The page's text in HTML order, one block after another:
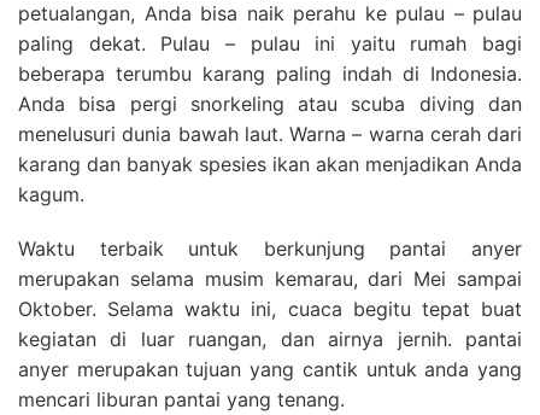
petualangan, Anda bisa naik perahu ke pulau – pulau
paling dekat. Pulau – pulau ini yaitu rumah bagi
beberapa terumbu karang paling indah di Indonesia.
Anda bisa pergi snorkeling atau scuba diving dan
menelusuri dunia bawah laut. Warna – warna cerah dari
karang dan banyak spesies ikan akan menjadikan Anda
kagum.
Waktu terbaik untuk berkunjung pantai anyer
merupakan selama musim kemarau, dari Mei sampai
Oktober. Selama waktu ini, cuaca begitu tepat buat
kegiatan di luar ruangan, dan airnya jernih. pantai
anyer merupakan tujuan yang cantik untuk anda yang
mencari liburan pantai yang tenang.